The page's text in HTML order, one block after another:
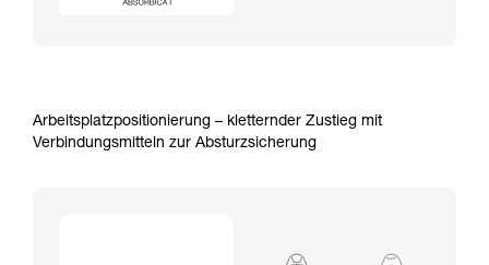
Arbeitsplatzpositionierung – kletternder Zustieg mit
Verbindungsmitteln zur Absturzsicherung